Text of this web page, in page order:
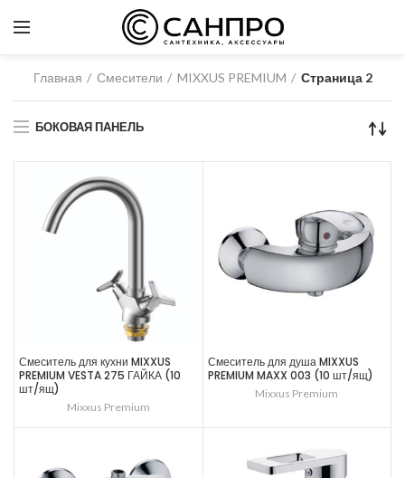
Главная Смесители MIXXUS PREMIUM Страница 2
БОКОВАЯ ПАНЕЛЬ
Смеситель для кухни MIXXUS
PREMIUM VESTA 275 ГАЙКА (10
шт/ящ)
Mixxus Premium
Смеситель для душа MIXXUS
PREMIUM MAXX 003 (10 шт/ящ)
Mixxus Premium